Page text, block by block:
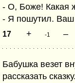
- О, Боже! Какая
- Я пошутил.
17 + -1 –
Бабушка везет
рассказать